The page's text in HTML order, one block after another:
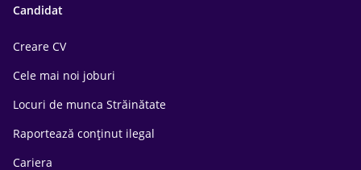
Candidat
Creare CV
Cele mai noi joburi
Locuri de munca Străinătate
Raportează conținut ilegal
Cariera